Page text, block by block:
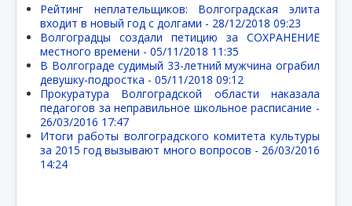
Рейтинг неплательщиков: Волгоградская элита
входит в новый год с долгами - 28/12/2018 09:23
Волгоградцы создали петицию за СОХРАНЕНИЕ
местного времени - 05/11/2018 11:35
В Волгограде судимый 33-летний мужчина ограбил
девушку-подростка - 05/11/2018 09:12
Прокуратура Волгоградской области наказала
педагогов за неправильное школьное расписание -
26/03/2016 17:47
Итоги работы волгоградского комитета культуры
за 2015 год вызывают много вопросов - 26/03/2016
14:24